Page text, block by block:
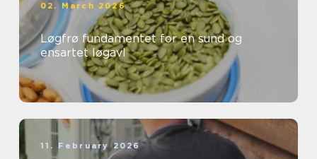
02. March 2026
Løgfrø fundamentet for en sund og
ensartet løgavl
11. February 2026